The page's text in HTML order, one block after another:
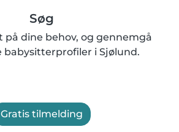
Søg
på dine behov, og gennemgå
babysitterprofiler i Sjølund.
Gratis tilmelding